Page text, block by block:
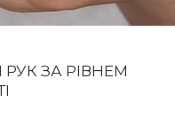
ЗА РІВНЕМ